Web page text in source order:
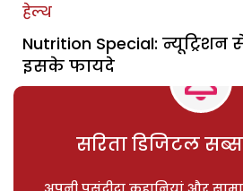
हेल्थ
Nutrition Special: न्यूट्रिशन
इसके फायदे
सरिता डिजिटल